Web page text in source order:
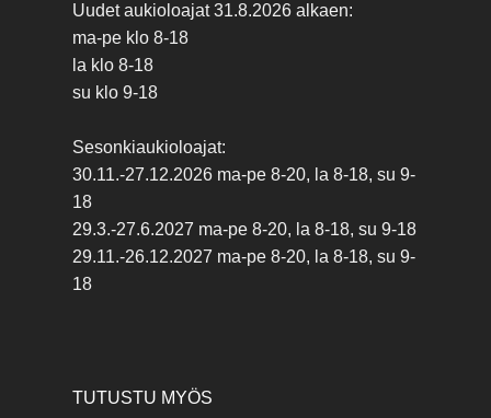
Uudet aukioloajat 31.8.2026 alkaen:
ma-pe klo 8-18
la klo 8-18
su klo 9-18
Sesonkiaukioloajat:
30.11.-27.12.2026 ma-pe 8-20, la 8-18, su 9-
18
29.3.-27.6.2027 ma-pe 8-20, la 8-18, su 9-18
29.11.-26.12.2027 ma-pe 8-20, la 8-18, su 9-
18
TUTUSTU MYÖS